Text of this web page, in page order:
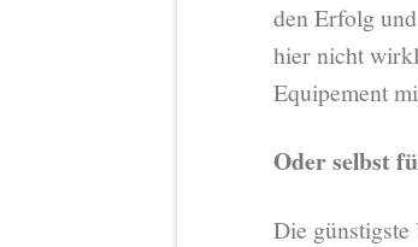
den Erfolg
hier nicht
Equipement
Oder selbst
Die